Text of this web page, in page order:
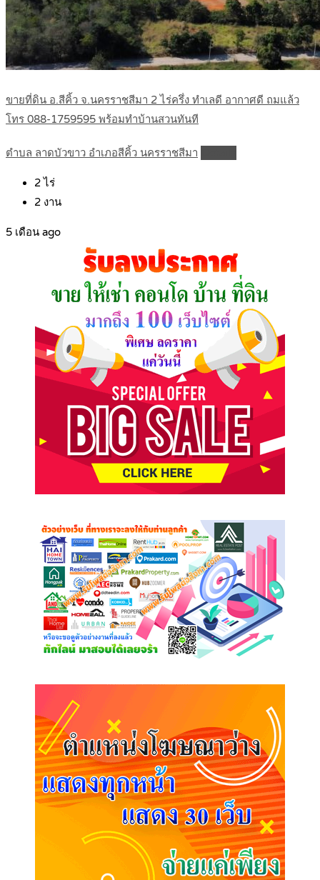
ขายที่ดิน อ.สีคิ้ว จ.นครราชสีมา 2 ไร่ครึ่ง ทำเลดี อากาศดี ถมแล้ว
โทร 088-1759595 พร้อมทำบ้านสวนทันที
ตำบล ลาดบัวขาว อำเภอสีคิ้ว นครราชสีมา
2ไร่
2 งาน
5 เดือน ago